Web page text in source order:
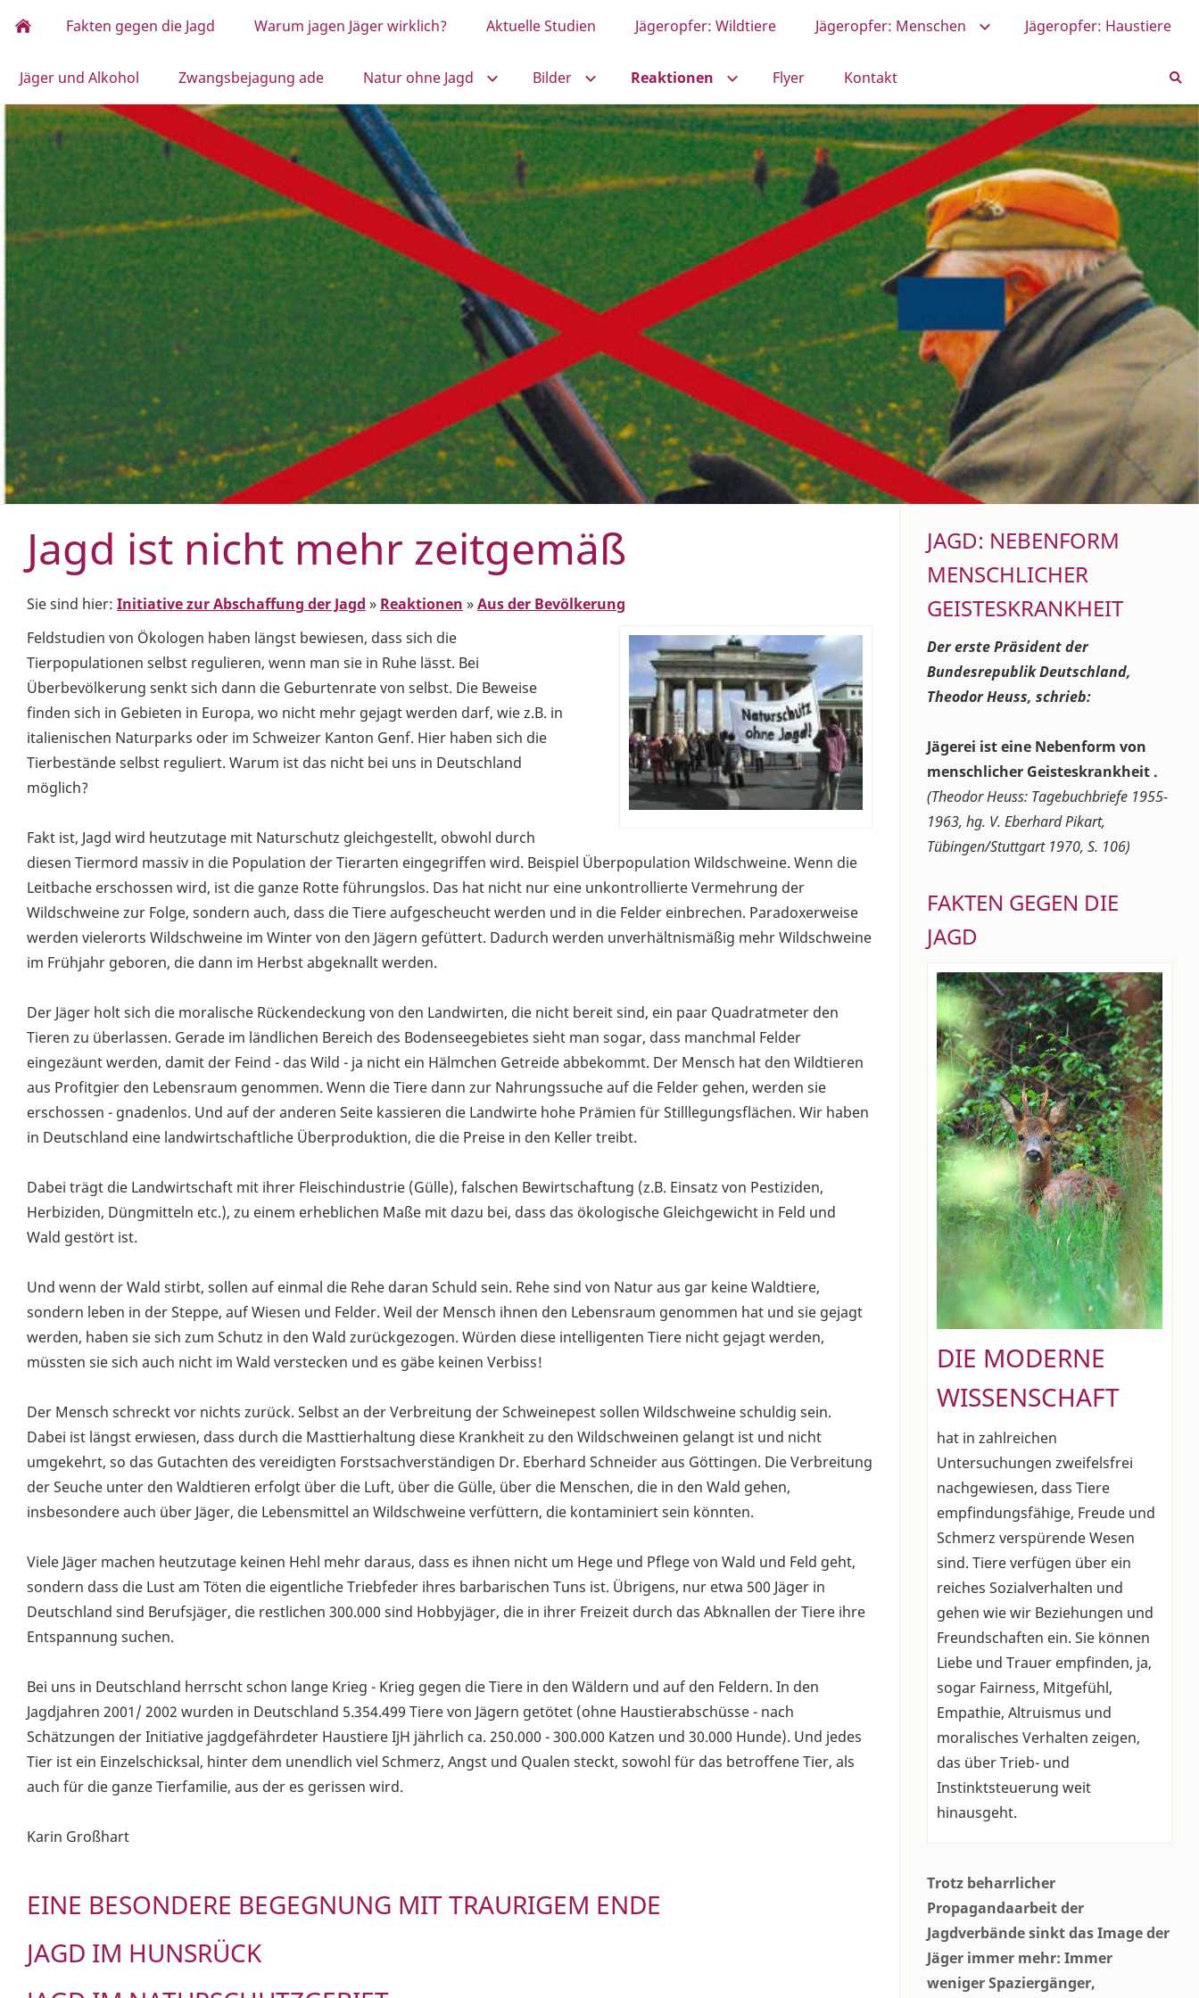
Fakten gegen die Jagd Warum jagen Jäger wirklich? Aktuelle Studien Jägeropfer: Wildtiere Jägeropfer: Menschen Jägeropfer: Haustiere
Jäger und Alkohol Zwangsbejagung ade Natur ohne Jagd Bilder Reaktionen Flyer Kontakt
Jagd ist nicht mehr zeitgemäß
Sie sind hier: Initiative zur Abschaffung der Jagd » Reaktionen »Aus der Bevölkerung
Feldstudien von Ökologen haben längst bewiesen, dass sich die
Tierpopulationen selbst regulieren, wenn man sie in Ruhe lässt. Bei
Überbevölkerung senkt sich dann die Geburtenrate von selbst. Die Beweise
finden sich in Gebieten in Europa, wo nicht mehr gejagt werden darf, wie z.B. in
italienischen Naturparks oder im Schweizer Kanton Genf. Hier haben sich die
Tierbestände selbst reguliert. Warum ist das nicht bei uns in Deutschland
möglich?
Fakt ist, Jagd wird heutzutage mit Naturschutz gleichgestellt, obwohl durch
diesen Tiermord massiv in die Population der Tierarten eingegriffen wird. Beispiel Überpopulation Wildschweine. Wenn die
Leitbache erschossen wird, ist die ganze Rotte führungslos. Das hat nicht nur eine unkontrollierte Vermehrung der
Wildschweine zur Folge, sondern auch, dass die Tiere aufgescheucht werden und in die Felder einbrechen. Paradoxerweise
werden vielerorts Wildschweine im Winter von den Jägern gefüttert. Dadurch werden unverhältnismäßig mehr Wildschweine
im Frühjahr geboren, die dann im Herbst abgeknallt werden.
Der Jäger holt sich die moralische Rückendeckung von den Landwirten, die nicht bereit sind, ein paar Quadratmeter den
Tieren zu überlassen. Gerade im ländlichen Bereich des Bodenseegebietes sieht man sogar, dass manchmal Felder
eingezäunt werden, damit der Feind - das Wild - ja nicht ein Hälmchen Getreide abbekommt. Der Mensch hat den Wildtieren
aus Profitgier den Lebensraum genommen. Wenn die Tiere dann zur Nahrungssuche auf die Felder gehen, werden sie
erschossen - gnadenlos. Und auf der anderen Seite kassieren die Landwirte hohe Prämien für Stilllegungsflächen. Wir haben
in Deutschland eine landwirtschaftliche Überproduktion, die die Preise in den Keller treibt.
Dabei trägt die Landwirtschaft mit ihrer Fleischindustrie (Gülle), falschen Bewirtschaftung (z.B. Einsatz von Pestiziden,
Herbiziden, Düngmitteln etc.), zu einem erheblichen Maße mit dazu bei, dass das ökologische Gleichgewicht in Feld und
Wald gestört ist.
Und wenn der Wald stirbt, sollen auf einmal die Rehe daran Schuld sein. Rehe sind von Natur aus gar keine Waldtiere,
sondern leben in der Steppe, auf Wiesen und Felder. Weil der Mensch ihnen den Lebensraum genommen hat und sie gejagt
werden, haben sie sich zum Schutz in den Wald zurückgezogen. Würden diese intelligenten Tiere nicht gejagt werden,
müssten sie sich auch nicht im Wald verstecken und es gäbe keinen Verbiss!
Der Mensch schreckt vor nichts zurück. Selbst an der Verbreitung der Schweinepest sollen Wildschweine schuldig sein.
Dabei ist längst erwiesen, dass durch die Masttierhaltung diese Krankheit zu den Wildschweinen gelangt ist und nicht
umgekehrt, so das Gutachten des vereidigten Forstsachverständigen Dr. Eberhard Schneider aus Göttingen. Die Verbreitung
der Seuche unter den Waldtieren erfolgt über die Luft, über die Gülle, über die Menschen, die in den Wald gehen,
insbesondere auch über Jäger, die Lebensmittel an Wildschweine verfüttern, die kontaminiert sein könnten.
Viele Jäger machen heutzutage keinen Hehl mehr daraus, dass es ihnen nicht um Hege und Pflege von Wald und Feld geht,
sondern dass die Lust am Töten die eigentliche Triebfeder ihres barbarischen Tuns ist. Übrigens, nur etwa 500 Jäger in
Deutschland sind Berufsjäger, die restlichen 300.000 sind Hobbyjäger, die in ihrer Freizeit durch das Abknallen der Tiere ihre
Entspannung suchen.
Bei uns in Deutschland herrscht schon lange Krieg - Krieg gegen die Tiere in den Wäldern und auf den Feldern. In den
Jagdjahren 2001/ 2002 wurden in Deutschland 5.354.499 Tiere von Jägern getötet (ohne Haustierabschüsse - nach
Schätzungen der Initiative jagdgefährdeter Haustiere IjH jährlich ca. 250.000 - 300.000 Katzen und 30.000 Hunde). Und jedes
Tier ist ein Einzelschicksal, hinter dem unendlich viel Schmerz, Angst und Qualen steckt, sowohl für das betroffene Tier, als
auch für die ganze Tierfamilie, aus der es gerissen wird.
Karin Großhart
EINE BESONDERE BEGEGNUNG MIT TRAURIGEM ENDE
JAGD IM HUNSRÜCK
JAGD: NEBENFORM
MENSCHLICHER
GEISTESKRANKHEIT
Der erste Präsident der
Bundesrepublik Deutschland,
Theodor Heuss, schrieb:
Jägerei ist eine Nebenform von
menschlicher Geisteskrankheit .
(Theodor Heuss: Tagebuchbriefe 1955-
1963, hg. V. Eberhard Pikart,
Tübingen/Stuttgart 1970, S. 106)
FAKTEN GEGEN DIE
JAGD
DIE MODERNE
WISSENSCHAFT
hat in zahlreichen
Untersuchungen zweifelsfrei
nachgewiesen, dass Tiere
empfindungsfähige, Freude und
Schmerz verspürende Wesen
sind. Tiere verfügen über ein
reiches Sozialverhalten und
gehen wie wir Beziehungen und
Freundschaften ein. Sie können
Liebe und Trauer empfinden, ja,
sogar Fairness, Mitgefühl,
Empathie, Altruismus und
moralisches Verhalten zeigen,
das über Trieb- und
Instinktsteuerung weit
hinausgeht.
Trotz beharrlicher
Propagandaarbeit der
Jagdverbände sinkt das Image der
Jäger immer mehr: Immer
weniger Spaziergänger,